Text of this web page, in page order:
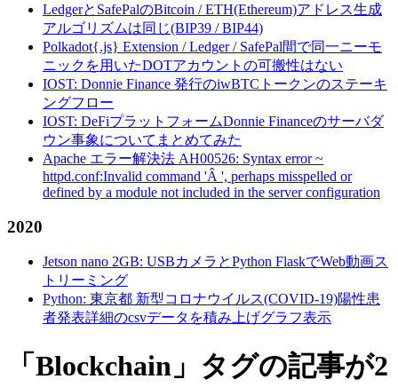
LedgerとSafePalのBitcoin / ETH(Ethereum)アドレス生成
アルゴリズムは同じ(BIP39 / BIP44)
Polkadot{.js} Extension / Ledger / SafePal間で同一ニーモ
ニックを用いたDOTアカウントの可搬性はない
IOST: Donnie Finance 発行のiwBTCトークンのステーキ
ングフロー
IOST: DeFiプラットフォームDonnie Financeのサーバダ
ウン事象についてまとめてみた
Apache エラー解決法 AH00526: Syntax error ~
httpd.conf:Invalid command 'Â ', perhaps misspelled or
defined by a module not included in the server configuration
2020
Jetson nano 2GB: USBカメラとPython FlaskでWeb動画ス
トリーミング
Python: 東京都 新型コロナウイルス(COVID-19)陽性患
者発表詳細のcsvデータを積み上げグラフ表示
「Blockchain」タグの記事が2